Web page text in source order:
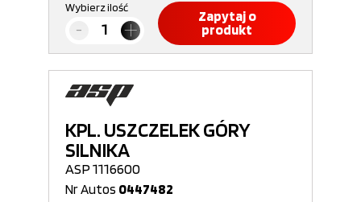
Wybierz ilość
Zapytaj o
produkt
KPL. USZCZELEK GÓRY
SILNIKA
ASP 1116600
Nr Autos 0447482